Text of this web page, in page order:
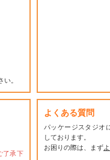
い。
了承下
よくある質問
パッケージスタジオ
しております。
お困りの際は、まず